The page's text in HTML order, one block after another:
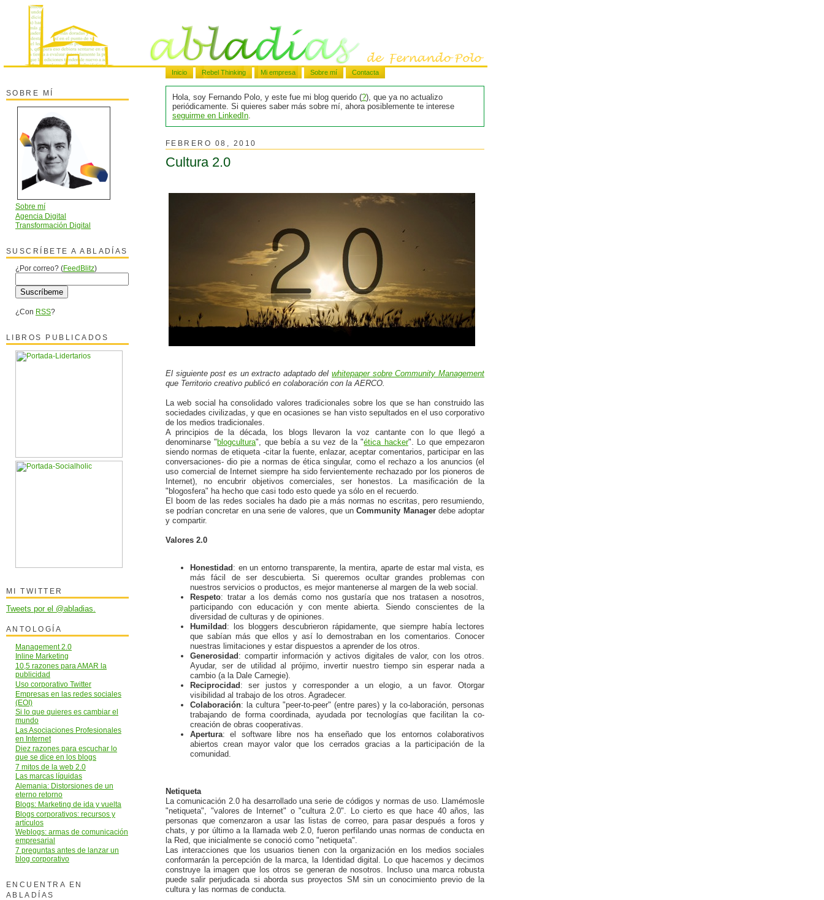
Inicio Rebel Thinking Mi empresa Sobre mí Contacta
Hola, soy Fernando Polo, y este fue mi blog querido (?), que ya no actualizo
periódicamente. Si quieres saber más sobre mí, ahora posiblemente te interese
seguirme en LinkedIn.
FEBRERO 08, 2010
Cultura 2.0
El siguiente post es un extracto adaptado delwhitepaper sobre Community Management
que Territorio creativo publicó en colaboración con la AERCO.
La web social ha consolidado valores tradicionales sobre los que se han construido las
sociedades civilizadas, y que en ocasiones se han visto sepultados en el uso corporativo
de los medios tradicionales.
A principios de la década, los blogs llevaron la voz cantante con lo que llegó a
denominarse " blogcultura", que bebía a su vez de la "ética hacker". Lo que empezaron
siendo normas de etiqueta -citar la fuente, enlazar, aceptar comentarios, participar en las
conversaciones- dio pie a normas de ética singular, como el rechazo a los anuncios (el
uso comercial de Internet siempre ha sido fervientemente rechazado por los pioneros de
Internet), no encubrir objetivos comerciales, ser honestos. La masificación de la
"blogosfera" ha hecho que casi todo esto quede ya sólo en el recuerdo.
El boom de las redes sociales ha dado pie a más normas no escritas, pero resumiendo,
se podrían concretar en una serie de valores, que unCommunity Managerdebe adoptar
y compartir.
Valores 2.0
Honestidad : en un entorno transparente, la mentira, aparte de estar mal vista, es
más fácil de ser descubierta. Si queremos ocultar grandes problemas con
nuestros servicios o productos, es mejor mantenerse al margen de la web social.
Respeto: tratar a los demás como nos gustaría que nos tratasen a nosotros,
participando con educación y con mente abierta. Siendo conscientes de la
diversidad de culturas y de opiniones.
Humildad : los bloggers descubrieron rápidamente, que siempre había lectores
que sabían más que ellos y así lo demostraban en los comentarios. Conocer
nuestras limitaciones y estar dispuestos a aprender de los otros.
Generosidad : compartir información y activos digitales de valor, con los otros.
Ayudar, ser de utilidad al prójimo, invertir nuestro tiempo sin esperar nada a
cambio (a la Dale Carnegie).
Reciprocidad : ser justos y corresponder a un elogio, a un favor. Otorgar
visibilidad al trabajo de los otros. Agradecer.
Colaboración: la cultura "peer-to-peer" (entre pares) y la co-laboración, personas
trabajando de forma coordinada, ayudada por tecnologías que facilitan la co-
creación de obras cooperativas.
Apertura: el software libre nos ha enseñado que los entornos colaborativos
abiertos crean mayor valor que los cerrados gracias a la participación de la
comunidad.
Netiqueta
La comunicación 2.0 ha desarrollado una serie de códigos y normas de uso. Llamémosle
"netiqueta", "valores de Internet" o "cultura 2.0". Lo cierto es que hace 40 años, las
personas que comenzaron a usar las listas de correo, para pasar después a foros y
chats, y por último a la llamada web 2.0, fueron perfilando unas normas de conducta en
la Red, que inicialmente se conoció como "netiqueta".
Las interacciones que los usuarios tienen con la organización en los medios sociales
conformarán la percepción de la marca, la Identidad digital. Lo que hacemos y decimos
construye la imagen que los otros se generan de nosotros. Incluso una marca robusta
puede salir perjudicada si aborda sus proyectos SM sin un conocimiento previo de la
cultura y las normas de conducta.
SOBRE MÍ
Sobre mí
Agencia Digital
Transformación Digital
SUSCRÍBETE A ABLADÍAS
¿Por correo? (FeedBlitz)
¿Con RSS?
LIBROS PUBLICADOS
MI TWITTER
Tweets por el @abladias.
ANTOLOGÍA
Management 2.0
Inline Marketing
10,5 razones para AMAR la
publicidad
Uso corporativo Twitter
Empresas en las redes sociales
(EOI)
Si lo que quieres es cambiar el
mundo
Las Asociaciones Profesionales
en Internet
Diez razones para escuchar lo
que se dice en los blogs
7 mitos de la web 2.0
Las marcas líquidas
Alemania: Distorsiones de un
eterno retorno
Blogs: Marketing de ida y vuelta
Blogs corporativos: recursos y
artículos
Weblogs: armas de comunicación
empresarial
7 preguntas antes de lanzar un
blog corporativo
ENCUENTRA EN
ABLADÍAS